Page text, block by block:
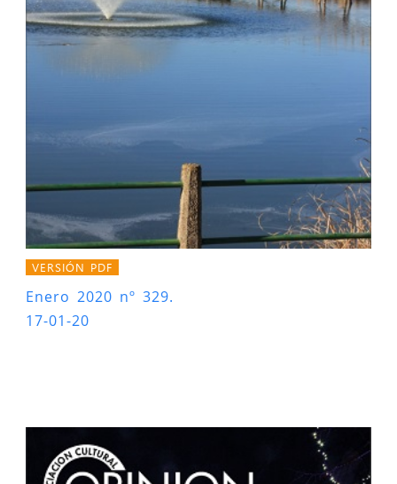
VERSIÓN PDF
Enero 2020 nº 329.
17-01-20